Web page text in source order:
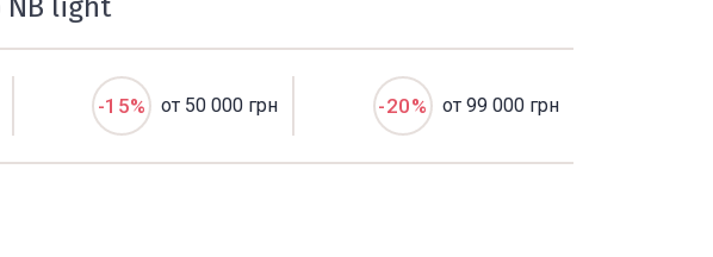
NB light
-15% от 50 000 грн -20% от 99 000 грн